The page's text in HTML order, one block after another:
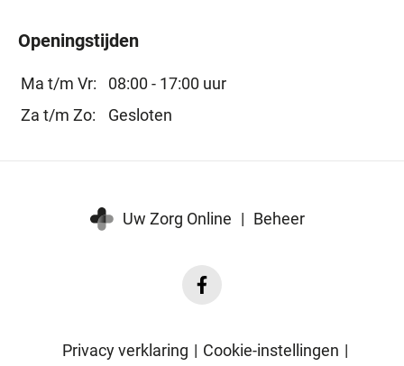
Openingstijden
Ma t/m Vr:
08:00 - 17:00 uur
Za t/m Zo:
Gesloten
Uw Zorg Online | Beheer
Facebook
Centrum
Privacy verklaring | Cookie-instellingen |